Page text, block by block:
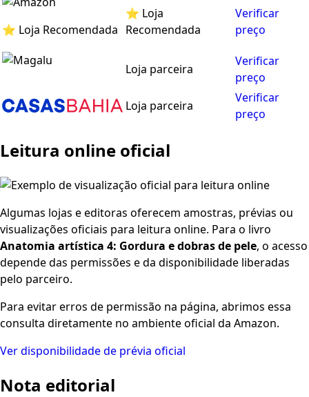
⭐ Loja Recomendada
⭐ Loja
Recomendada
Verificar
preço
Loja parceira
Verificar
preço
Loja parceira
Verificar
preço
Leitura online oficial
Algumas lojas e editoras oferecem amostras, prévias ou
visualizações oficiais para leitura online. Para o livro
Anatomia artística 4: Gordura e dobras de pele, o acesso
depende das permissões e da disponibilidade liberadas
pelo parceiro.
Para evitar erros de permissão na página, abrimos essa
consulta diretamente no ambiente oficial da Amazon.
Ver disponibilidade de prévia oficial
Nota editorial